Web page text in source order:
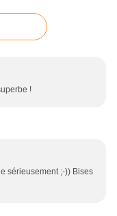
!
sérieusement ;-)) Bises